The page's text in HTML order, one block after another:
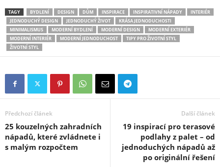
TAGY BYDLENÍ DESIGN DŮM INSPIRACE INSPIRATIVNÍ NÁPADY
INTERIÉR
JEDNODUCHÝ DESIGN
JEDNODUCHÝ ŽIVOT
KRÁSA JEDNODUCHOSTI
MINIMALISMUS
MODERNÍ BYDLENÍ MODERNÍ DESIGN
MODERNÍ EXTERIÉR
MODERNÍ INTERIÉR
MODERNÍ JEDNODUCHOST
TIPY PRO ŽIVOTNÍ STYL
ŽIVOTNÍ STYL
Předchozí článek
25 kouzelných zahradních
nápadů, které zvládnete i
s malým rozpočtem
Další článek
19 inspirací pro terasové
podlahy z palet – od
jednoduchých nápadů až
po originální řešení